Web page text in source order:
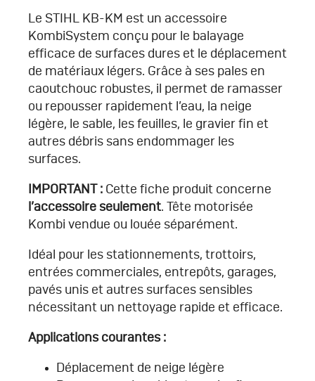
Le STIHL KB-KM est un accessoire
KombiSystem conçu pour le balayage
efficace de surfaces dures et le déplacement
de matériaux légers. Grâce à ses pales en
caoutchouc robustes, il permet de ramasser
ou repousser rapidement l’eau, la neige
légère, le sable, les feuilles, le gravier fin et
autres débris sans endommager les
surfaces.
IMPORTANT : Cette fiche produit concerne
l’accessoire seulement. Tête motorisée
Kombi vendue ou louée séparément.
Idéal pour les stationnements, trottoirs,
entrées commerciales, entrepôts, garages,
pavés unis et autres surfaces sensibles
nécessitant un nettoyage rapide et efficace.
Applications courantes :
Déplacement de neige légère